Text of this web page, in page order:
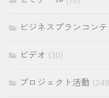
ビジネスプランコン
ビデオ (30)
プロジェクト活動